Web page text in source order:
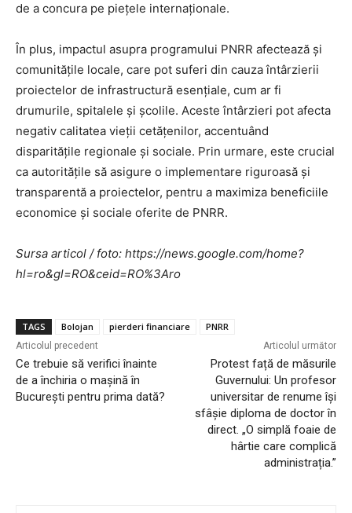
de a concura pe piețele internaționale.
În plus, impactul asupra programului PNRR afectează și
comunitățile locale, care pot suferi din cauza întârzierii
proiectelor de infrastructură esențiale, cum ar fi
drumurile, spitalele și școlile. Aceste întârzieri pot afecta
negativ calitatea vieții cetățenilor, accentuând
disparitățile regionale și sociale. Prin urmare, este crucial
ca autoritățile să asigure o implementare riguroasă și
transparentă a proiectelor, pentru a maximiza beneficiile
economice și sociale oferite de PNRR.
Sursa articol / foto: https://news.google.com/home?
hl=ro&gl=RO&ceid=RO%3Aro
TAGS Bolojan pierderi financiare PNRR
Articolul precedent
Ce trebuie să verifici înainte
de a închiria o mașină în
București pentru prima dată?
Articolul următor
Protest față de măsurile
Guvernului: Un profesor
universitar de renume își
sfâșie diploma de doctor în
direct. „O simplă foaie de
hârtie care complică
administrația.”